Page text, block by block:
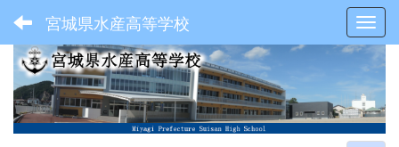
宮城県水産高等学校